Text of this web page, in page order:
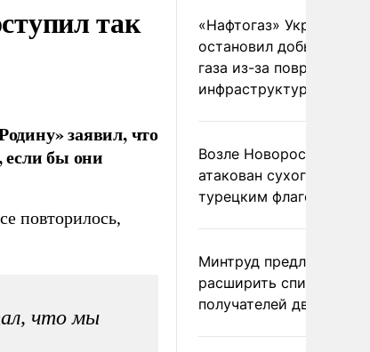
так
заявил, что
бы они
повторилось,
что мы
«Нафтогаз» Украины
остановил добычу
газа из-за повреждения
инфраструктуры
Возле Новороссийска
атакован сухогруз под
турецким флагом
Минтруд предложил
расширить список
получателей двух